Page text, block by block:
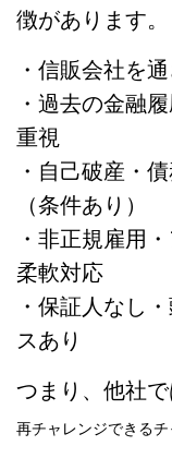
徴があります。
・信販会社を
・過去の金融
重視
・自己破産・
（条件あり）
・非正規雇用
柔軟対応
・保証人なし
スあり
つまり、他社で
再チャレンジできるチ